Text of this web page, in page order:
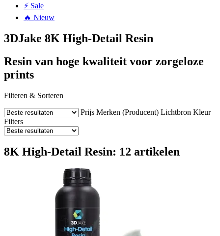
⚡ Sale
🔥 Nieuw
3DJake 8K High-Detail Resin
Resin van hoge kwaliteit voor zorgeloze
prints
Filteren & Sorteren
Prijs Merken (Producent) Lichtbron Kleur
Filters
8K High-Detail Resin: 12 artikelen